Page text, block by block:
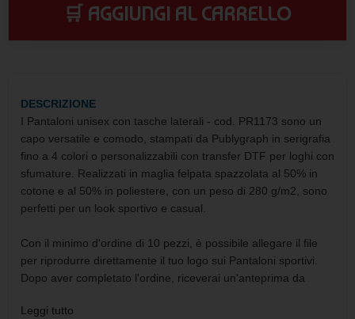
🛒 AGGIUNGI AL CARRELLO
DESCRIZIONE
I Pantaloni unisex con tasche laterali - cod. PR1173 sono un
capo versatile e comodo, stampati da Publygraph in serigrafia
fino a 4 colori o personalizzabili con transfer DTF per loghi con
sfumature. Realizzati in maglia felpata spazzolata al 50% in
cotone e al 50% in poliestere, con un peso di 280 g/m2, sono
perfetti per un look sportivo e casual.
Con il minimo d'ordine di 10 pezzi, è possibile allegare il file
per riprodurre direttamente il tuo logo sui Pantaloni sportivi.
Dopo aver completato l'ordine, riceverai un'anteprima da
includono bonifico bancario, carta di credito, paypal e google
Leggi tutto